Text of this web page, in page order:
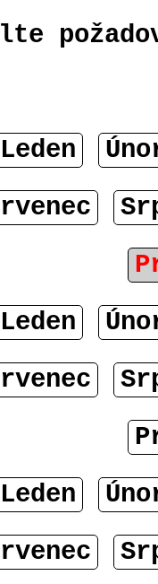
Leden
Leden
Leden